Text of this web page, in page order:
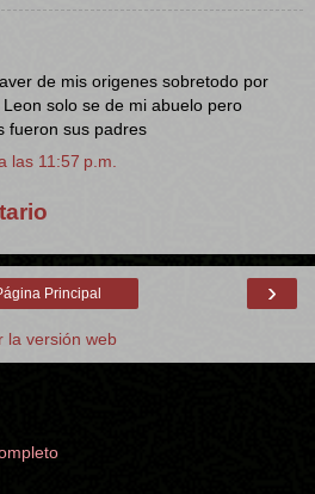
de mis origenes sobretodo por
solo se de mi abuelo pero
fueron sus padres
las 11:57 p.m.
›
Principal
la versión web